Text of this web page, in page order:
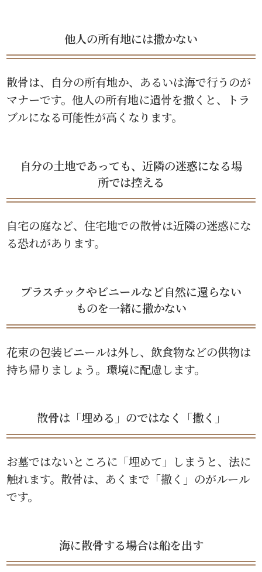
他人の所有地には撒かない
散骨は、自分の所有地か、あるいは海で行うのが
マナーです。他人の所有地に遺骨を撒くと、トラ
ブルになる可能性が高くなります。
自分の土地であっても、近隣の迷惑になる場
所では控える
自宅の庭など、住宅地での散骨は近隣の迷惑にな
る恐れがあります。
プラスチックやビニールなど自然に還らない
ものを一緒に撒かない
花束の包装ビニールは外し、飲食物などの供物は
持ち帰りましょう。環境に配慮します。
散骨は「埋める」のではなく「撒く」
お墓ではないところに「埋めて」しまうと、法に
触れます。散骨は、あくまで「撒く」のがルール
です。
海に散骨する場合は船を出す